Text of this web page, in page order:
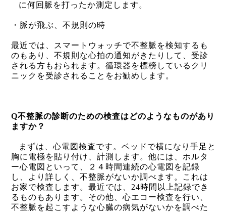
に何回脈を打ったか測定します。
・脈が飛ぶ、不規則の時
最近では、スマートウォッチで不整脈を検知するも
のもあり、不規則な心拍の通知がきたりして、受診
される方もおられます。循環器を標榜しているクリ
ニックを受診されることをお勧めします。
Q不整脈の診断のための検査はどのようなものがあり
ますか？
まずは、心電図検査です。ベッドで横になり手足と
胸に電極を貼り付け、計測します。他には、ホルタ
ー心電図といって、２４時間連続の心電図を記録
し、より詳しく、不整脈がないか調べます。これは
お家で検査します。最近では、 24時間以上記録でき
るものもあります。その他、心エコー検査を行い、
不整脈を起こすような心臓の病気がないかを調べた